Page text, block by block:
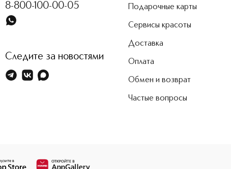
8-800-100-00-05
Следите за новостями
Подарочные карты
Сервисы красоты
Доставка
Оплата
Обмен и возврат
Частые вопросы